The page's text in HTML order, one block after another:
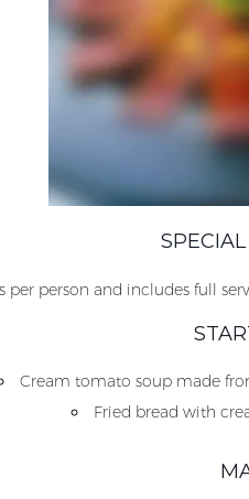
per person and includes full
Cream tomato soup made
Fried bread with